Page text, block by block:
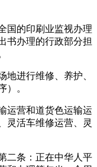
的印刷业监视办理
书办理的行政部分担
进行维修、养护、
）。
营和道货色运输运
灵活车维修运营、灵
条：正在中华人平